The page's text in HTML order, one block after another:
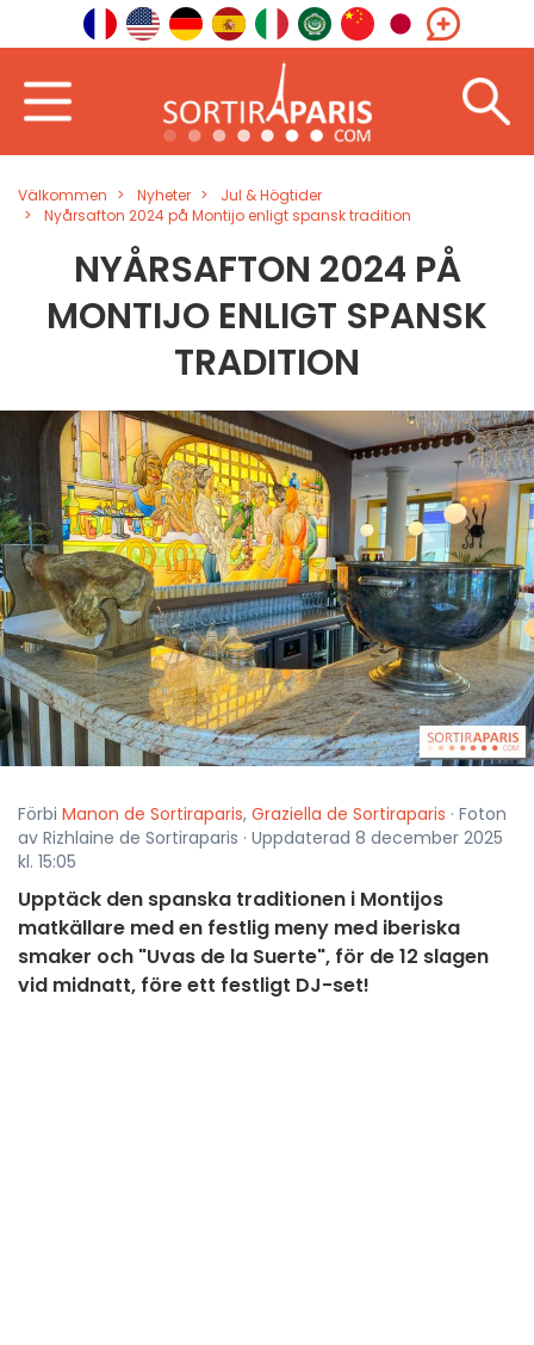
Välkommen Nyheter
Jul & Högtider
Nyårsafton 2024 på Montijo enligt spansk tradition
NYÅRSAFTON 2024 PÅ
MONTIJO ENLIGT SPANSK
TRADITION
Förbi Manon de Sortiraparis, Graziella de Sortiraparis · Foton
av Rizhlaine de Sortiraparis · Uppdaterad 8 december 2025
kl. 15:05
Upptäck den spanska traditionen i Montijos
matkällare med en festlig meny med iberiska
smaker och "Uvas de la Suerte", för de 12 slagen
vid midnatt, före ett festligt DJ-set!